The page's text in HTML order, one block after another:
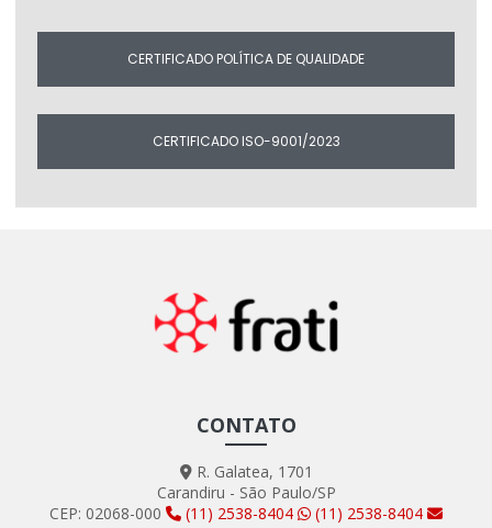
CERTIFICADO POLÍTICA DE QUALIDADE
CERTIFICADO ISO-9001/2023
CONTATO
R. Galatea, 1701
Carandiru - São Paulo/SP
CEP: 02068-000
(11) 2538-8404 (11) 2538-8404